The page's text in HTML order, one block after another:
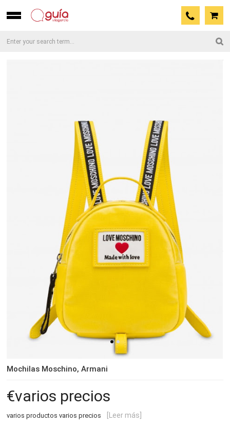
Mochilas Moschino, Armani
varios precios
varios productos varios precios [Leer más]